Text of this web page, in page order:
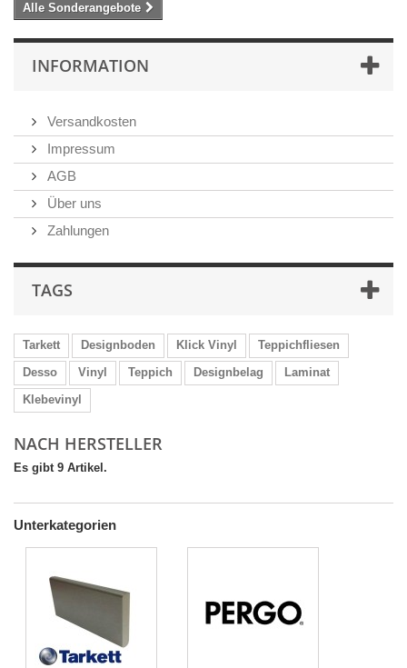
Alle Sonderangebote
INFORMATION
Versandkosten
Impressum
AGB
Über uns
Zahlungen
TAGS
Tarkett Designboden Klick Vinyl
Teppichfliesen
Desso
Vinyl Teppich Designbelag
Laminat
Klebevinyl
NACH HERSTELLER
Es gibt 9 Artikel.
Unterkategorien